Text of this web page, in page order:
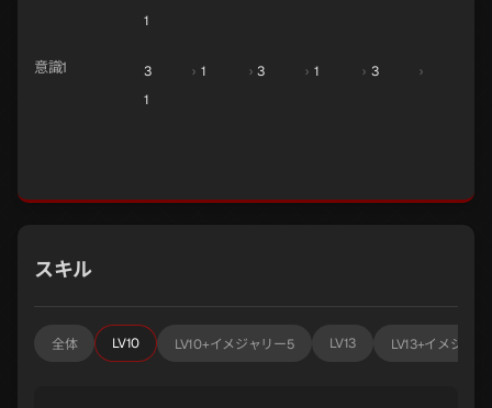
1
意識1 3 › 1 › 3 › 1 › 3
›
1
スキル
全体 LV10 LV10+イメジャリー5 LV13 LV13+イメジャ